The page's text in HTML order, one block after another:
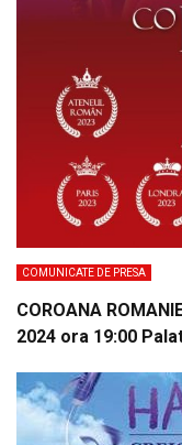
COMUNICATE DE PRESA
COROANA
2024 ora 19:00